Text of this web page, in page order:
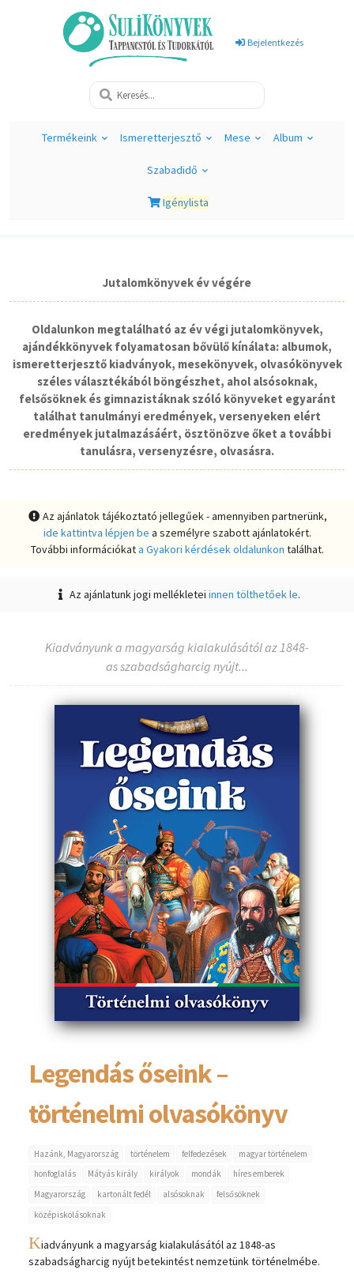
Bejelentkezés
Termékeink Ismeretterjesztő Mese Album
Szabadidő
Igénylista
Jutalomkönyvek év végére
Oldalunkon megtalálható az év végi jutalomkönyvek,
ajándékkönyvek folyamatosan bővülő kínálata: albumok,
ismeretterjesztő kiadványok, mesekönyvek, olvasókönyvek
széles választékából böngészhet, ahol alsósoknak,
felsősöknek és gimnazistáknak szóló könyveket egyaránt
találhat tanulmányi eredmények, versenyeken elért
eredmények jutalmazásáért, ösztönözve őket a további
tanulásra, versenyzésre, olvasásra.
Az ajánlatok tájékoztató jellegűek - amennyiben partnerünk,
ide kattintva lépjen be a személyre szabott ajánlatokért.
További információkata Gyakori kérdések oldalunkon találhat.
Az ajánlatunk jogi mellékleteiinnen tölthetőek le.
Kiadványunk a magyarság kialakulásától az 1848-
as szabadságharcig nyújt...
Legendás őseink –
történelmi olvasókönyv
Hazánk, Magyarország történelem felfedezések
magyar történelem
honfoglalás
Mátyás király királyok mondák
híres emberek
Magyarország
kartonált fedél alsósoknak
felsősöknek
középiskolásoknak
Kiadványunk a magyarság kialakulásától az 1848-as
szabadságharcig nyújt betekintést nemzetünk történelmébe.